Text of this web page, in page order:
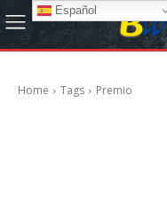
Home Tags Premio
Español